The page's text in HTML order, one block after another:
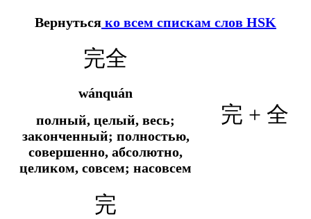
Вернуться ко всем спискам слов HSK
完全
wánquán
полный, целый, весь;
законченный; полностью,
совершенно, абсолютно,
целиком, совсем; насовсем
完 + 全
完